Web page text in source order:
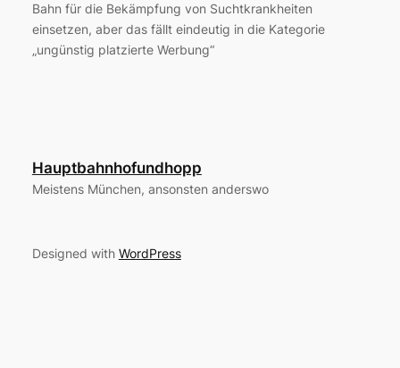
Bahn für die Bekämpfung von Suchtkrankheiten
einsetzen, aber das fällt eindeutig in die Kategorie
„ungünstig platzierte Werbung“
Hauptbahnhofundhopp
Meistens München, ansonsten anderswo
Designed with WordPress